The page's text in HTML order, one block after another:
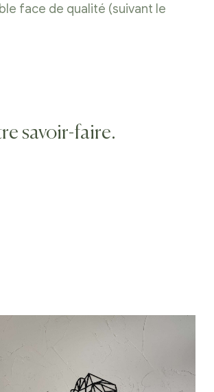
face de qualité (suivant le
savoir-faire.